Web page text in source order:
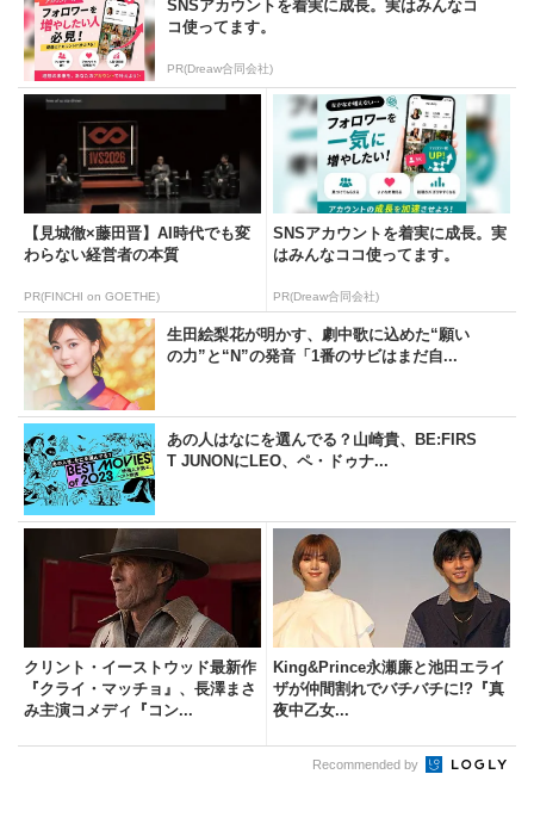
SNSアカウントを着実に成長。実はみんなコ
コ使ってます。
PR(Dreaw合同会社)
【見城徹×藤田晋】AI時代でも変
わらない経営者の本質
PR(FINCHI on GOETHE)
SNSアカウントを着実に成長。実
はみんなココ使ってます。
PR(Dreaw合同会社)
生田絵梨花が明かす、劇中歌に込めた“願い
の力”と“N”の発音「1番のサビはまだ自...
あの人はなにを選んでる？山崎貴、BE:FIRS
T JUNONにLEO、ペ・ドゥナ...
クリント・イーストウッド最新作
『クライ・マッチョ』、長澤まさ
み主演コメディ『コン...
King&Prince永瀬廉と池田エライ
ザが仲間割れでバチバチに!?『真
夜中乙女...
Recommended by